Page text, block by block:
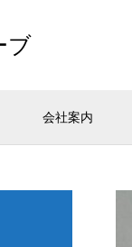
ブ
会社案内